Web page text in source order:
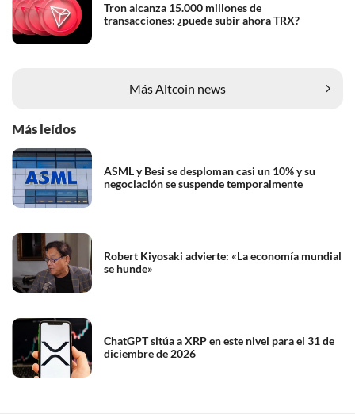
Tron alcanza 15.000 millones de
transacciones: ¿puede subir ahora TRX?
Más Altcoin news
Más leídos
ASML y Besi se desploman casi un 10% y su
negociación se suspende temporalmente
Robert Kiyosaki advierte: «La economía mundial
se hunde»
ChatGPT sitúa a XRP en este nivel para el 31 de
diciembre de 2026